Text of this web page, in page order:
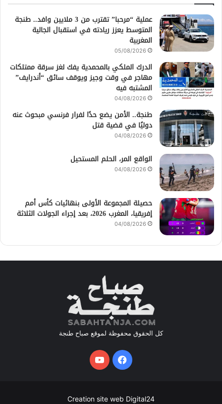
عملية “مرحبا” تقترب من 3 ملايين وافد.. طنجة
المتوسط يعزز ريادته في استقبال الجالية
المغربية
05/08/2026
الدرك الملكي بالمحمدية يفك لغز سرقة ممتلكات
مهاجر في وقت وجيز ويوقف سائق “أندرايف”
المشتبه فيه
04/08/2026
طنجة.. الأمن يضع حدًا لفرار فرنسي مبحوث عنه
دوليًا في قضية قتل
04/08/2026
الواقع المر، الحلم المستحيل
04/08/2026
حصيلة المجموعة الأولى بنهائيات كأس أمم
إفريقيا، المغرب 2026، بعد إجراء الجولات الثلاثة
04/08/2026
كل الحقوق محفوظة لموقع صباح طنجة
فيسبوكيوتيوب
Creation site web Digital24